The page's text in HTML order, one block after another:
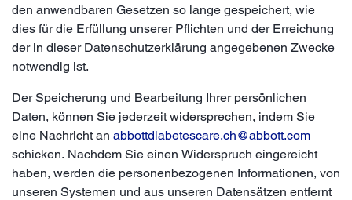
den anwendbaren Gesetzen so lange gespeichert, wie
dies für die Erfüllung unserer Pflichten und der Erreichung
der in dieser Datenschutzerklärung angegebenen Zwecke
notwendig ist.
Der Speicherung und Bearbeitung Ihrer persönlichen
Daten, können Sie jederzeit widersprechen, indem Sie
eine Nachricht an abbottdiabetescare.ch@abbott.com
schicken. Nachdem Sie einen Widerspruch eingereicht
haben, werden die personenbezogenen Informationen, von
unseren Systemen und aus unseren Datensätzen entfernt